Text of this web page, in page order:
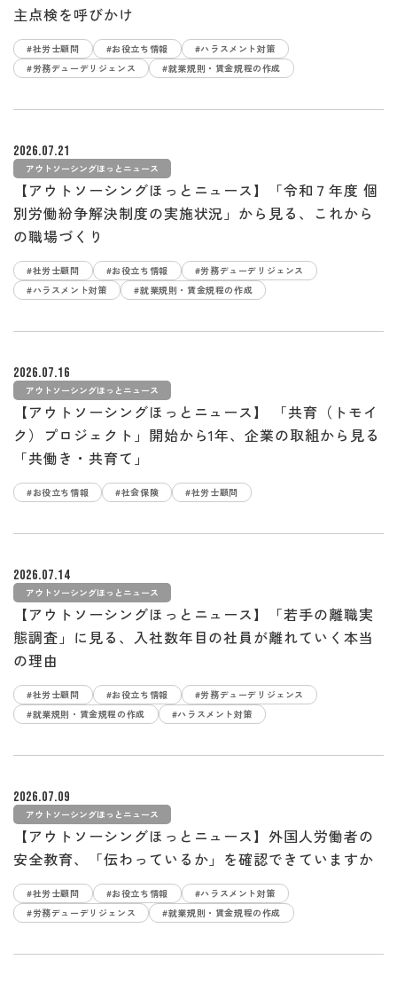
主点検を呼びかけ
#社労士顧問 #お役立ち情報
#ハラスメント対策
#労務デューデリジェンス
#就業規則・賃金規程の作成
2026.07.21
アウトソーシングほっとニュース
【アウトソーシングほっとニュース】「令和７年度 個
別労働紛争解決制度の実施状況」から見る、これから
の職場づくり
#社労士顧問 #お役立ち情報
#労務デューデリジェンス
#ハラスメント対策
#就業規則・賃金規程の作成
2026.07.16
アウトソーシングほっとニュース
【アウトソーシングほっとニュース】 「共育（トモイ
ク）プロジェクト」開始から1年、企業の取組から見る
「共働き・共育て」
#お役立ち情報 #社会保険 #社労士顧問
2026.07.14
アウトソーシングほっとニュース
【アウトソーシングほっとニュース】「若手の離職実
態調査」に見る、入社数年目の社員が離れていく本当
の理由
#社労士顧問 #お役立ち情報
#労務デューデリジェンス
#就業規則・賃金規程の作成
#ハラスメント対策
2026.07.09
アウトソーシングほっとニュース
【アウトソーシングほっとニュース】外国人労働者の
安全教育、「伝わっているか」を確認できていますか
#社労士顧問 #お役立ち情報
#ハラスメント対策
#労務デューデリジェンス
#就業規則・賃金規程の作成